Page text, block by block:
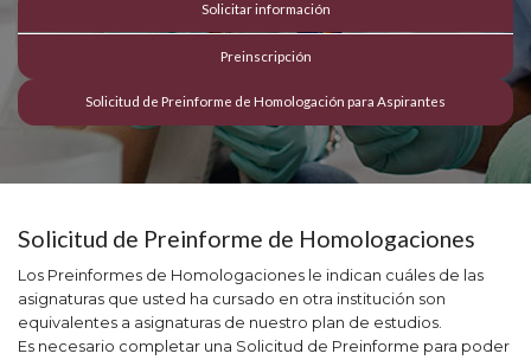
Solicitar información
Preinscripción
Solicitud de Preinforme de Homologación para Aspirantes
Solicitud de Preinforme de Homologaciones
Los Preinformes de Homologaciones le indican cuáles de las
asignaturas que usted ha cursado en otra institución son
equivalentes a asignaturas de nuestro plan de estudios.
Es necesario completar una Solicitud de Preinforme para poder